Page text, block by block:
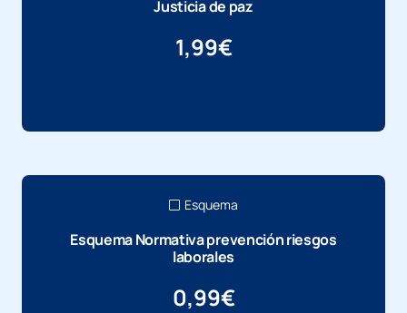
Justicia de paz
1,99€
Esquema
Esquema Normativa prevención riesgos
laborales
0,99€